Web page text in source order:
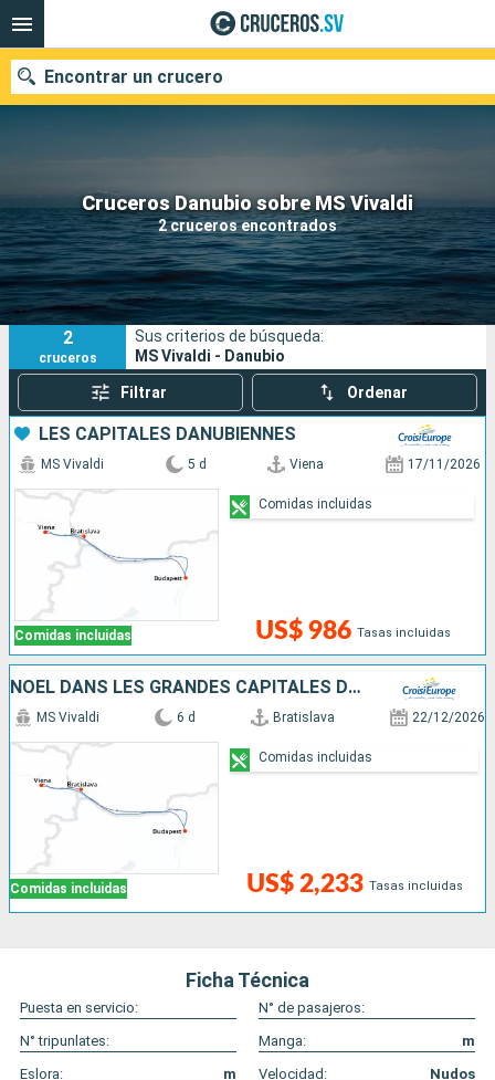
Cruceros Danubio sobre MS Vivaldi
2 cruceros encontrados
Encontrar un crucero
Nuestros destinos
Fecha de salida
Puertos Compañías
Buscar
2
cruceros
Sus criterios de búsqueda:
MS Vivaldi - Danubio
Filtrar Ordenar
LES CAPITALES DANUBIENNES
Comidas incluidas
MS Vivaldi 5 d Viena 17/11/2026
US$ 986 Tasas incluidas
Comidas incluidas
NOËL DANS LES GRANDES CAPITALES DANUBIENNES
Comidas incluidas
MS Vivaldi 6 d Bratislava 22/12/2026
US$ 2,233 Tasas incluidas
Comidas incluidas
Ficha Técnica
Puesta en servicio:
N° de pasajeros:
N° tripunlates:
Manga:
m
Eslora:
m Velocidad: Nudos